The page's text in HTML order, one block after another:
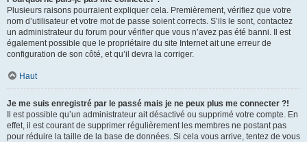
Plusieurs raisons pourraient expliquer cela. Premièrement, vérifiez que votre
nom d’utilisateur et votre mot de passe soient corrects. S’ils le sont, contactez
un administrateur du forum pour vérifier que vous n’avez pas été banni. Il est
également possible que le propriétaire du site Internet ait une erreur de
configuration de son côté, et qu’il devra la corriger.
Haut
Je me suis enregistré par le passé mais je ne peux plus me connecter ?!
Il est possible qu’un administrateur ait désactivé ou supprimé votre compte. En
effet, il est courant de supprimer régulièrement les membres ne postant pas
pour réduire la taille de la base de données. Si cela vous arrive, tentez de vous